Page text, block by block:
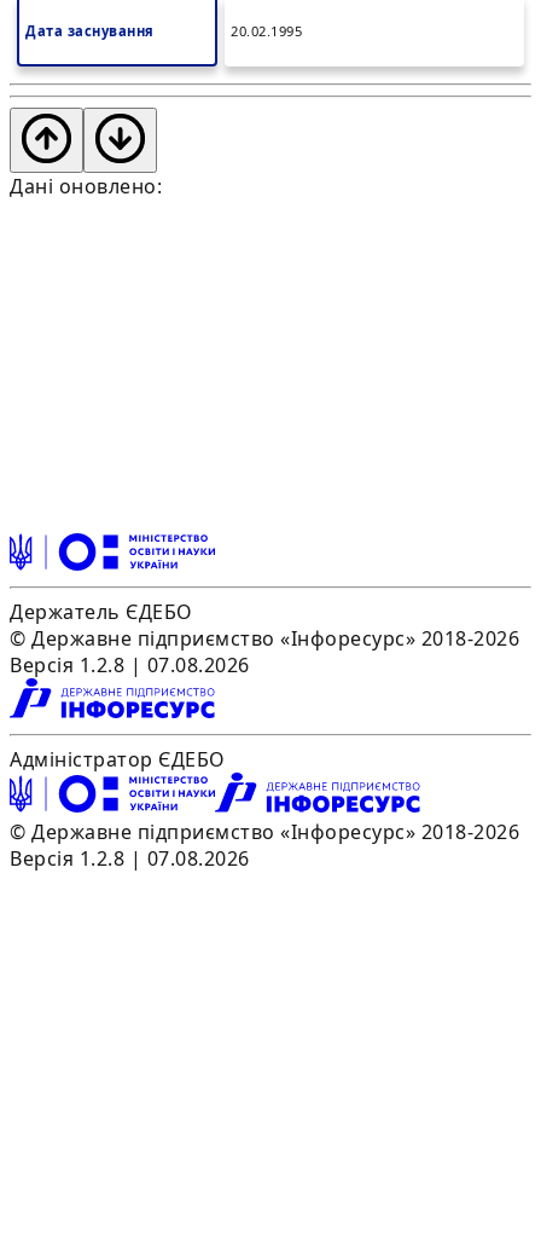
Дата заснування 20.02.1995
Дані оновлено:
Держатель ЄДЕБО
© Державне підприємство «Інфоресурс» 2018-2026
Версія 1.2.8 | 07.08.2026
Адміністратор ЄДЕБО
© Державне підприємство «Інфоресурс» 2018-2026
Версія 1.2.8 | 07.08.2026